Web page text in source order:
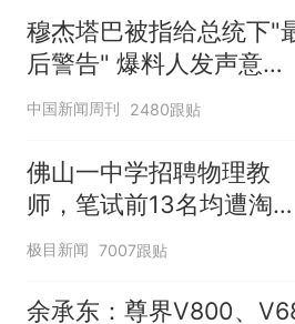
核查
力已达15级
享界G9车型
43.98万起
热
那个在床
人生
穆杰塔巴被指给总统下"
后警告" 爆料人发声意味
深长
中国新闻周刊 2480跟贴
佛山一中学招聘物理教
师，笔试前13名均遭淘
汰？教育局：已叫停招
聘，成立调查组全面核查
极目新闻 7007跟贴
余承东：尊界V800、